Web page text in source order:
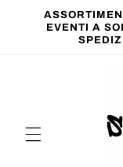
direttamente
ai contenuti
EVENTI A